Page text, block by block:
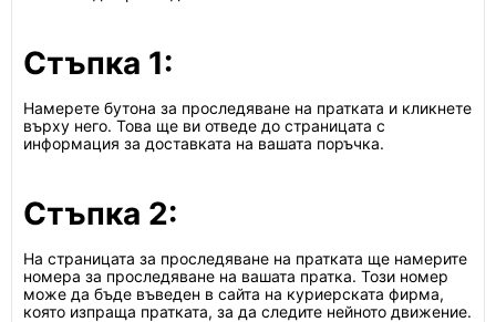
Стъпка 1:
Намерете бутона за проследяване на пратката и кликнете
върху него. Това ще ви отведе до страницата с
информация за доставката на вашата поръчка.
Стъпка 2:
На страницата за проследяване на пратката ще намерите
номера за проследяване на вашата пратка. Този номер
може да бъде въведен в сайта на куриерската фирма,
която изпраща пратката, за да следите нейното движение.